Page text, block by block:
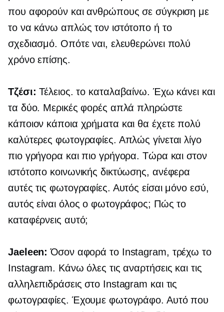
που αφορούν και ανθρώπους σε σύγκριση με
το να κάνω απλώς τον ιστότοπο ή το
σχεδιασμό. Οπότε ναι, ελευθερώνει πολύ
χρόνο επίσης.
Τζέσι: Τέλειος. το καταλαβαίνω. Έχω κάνει και
τα δύο. Μερικές φορές απλά πληρώστε
κάποιον κάποια χρήματα και θα έχετε πολύ
καλύτερες φωτογραφίες. Απλώς γίνεται λίγο
πιο γρήγορα και πιο γρήγορα. Τώρα και στον
ιστότοπο κοινωνικής δικτύωσης, ανέφερα
αυτές τις φωτογραφίες. Αυτός είσαι μόνο εσύ,
αυτός είναι όλος ο φωτογράφος; Πώς το
καταφέρνεις αυτό;
Jaeleen: Όσον αφορά το Instagram, τρέχω το
Instagram. Κάνω όλες τις αναρτήσεις και τις
αλληλεπιδράσεις στο Instagram και τις
φωτογραφίες. Έχουμε φωτογράφο. Αυτό που